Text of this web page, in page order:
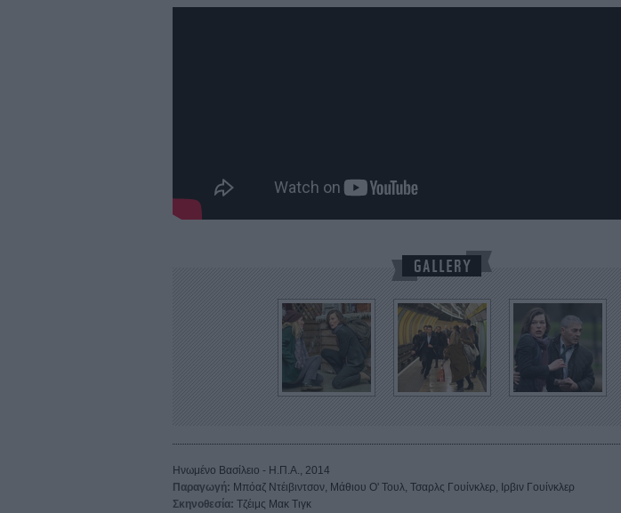
Ηνωμένο Βασίλειο - Η.Π.Α., 2014
Παραγωγή: Μπόαζ Ντέιβιντσον, Μάθιου Ο' Τουλ, Τσαρλς Γουίνκλερ, Ιρβιν Γουίνκλερ
Σκηνοθεσία: Τζέιμς Μακ Τιγκ